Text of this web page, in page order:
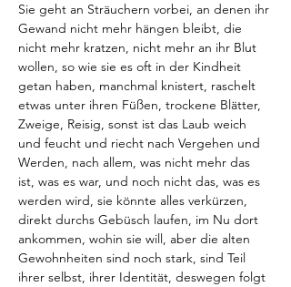
Sie geht an Sträuchern vorbei, an denen ihr
Gewand nicht mehr hängen bleibt, die
nicht mehr kratzen, nicht mehr an ihr Blut
wollen, so wie sie es oft in der Kindheit
getan haben, manchmal knistert, raschelt
etwas unter ihren Füßen, trockene Blätter,
Zweige, Reisig, sonst ist das Laub weich
und feucht und riecht nach Vergehen und
Werden, nach allem, was nicht mehr das
ist, was es war, und noch nicht das, was es
werden wird, sie könnte alles verkürzen,
direkt durchs Gebüsch laufen, im Nu dort
ankommen, wohin sie will, aber die alten
Gewohnheiten sind noch stark, sind Teil
ihrer selbst, ihrer Identität, deswegen folgt